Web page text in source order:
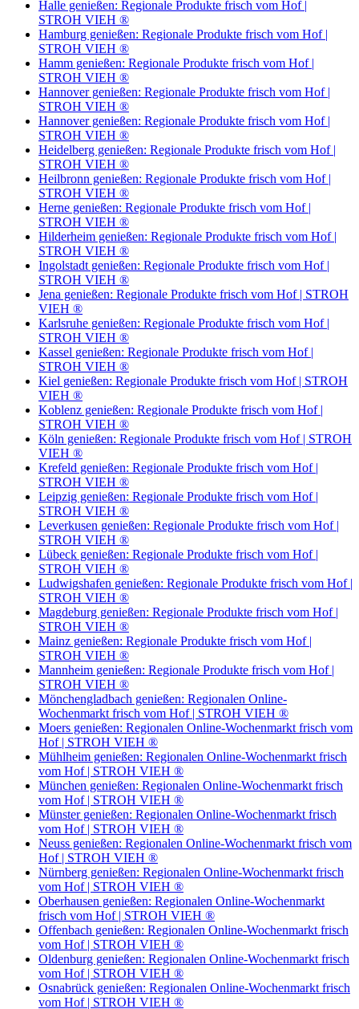
Halle genießen: Regionale Produkte frisch vom Hof |
STROH VIEH ®
Hamburg genießen: Regionale Produkte frisch vom Hof |
STROH VIEH ®
Hamm genießen: Regionale Produkte frisch vom Hof |
STROH VIEH ®
Hannover genießen: Regionale Produkte frisch vom Hof |
STROH VIEH ®
Hannover genießen: Regionale Produkte frisch vom Hof |
STROH VIEH ®
Heidelberg genießen: Regionale Produkte frisch vom Hof |
STROH VIEH ®
Heilbronn genießen: Regionale Produkte frisch vom Hof |
STROH VIEH ®
Herne genießen: Regionale Produkte frisch vom Hof |
STROH VIEH ®
Hilderheim genießen: Regionale Produkte frisch vom Hof |
STROH VIEH ®
Ingolstadt genießen: Regionale Produkte frisch vom Hof |
STROH VIEH ®
Jena genießen: Regionale Produkte frisch vom Hof | STROH
VIEH ®
Karlsruhe genießen: Regionale Produkte frisch vom Hof |
STROH VIEH ®
Kassel genießen: Regionale Produkte frisch vom Hof |
STROH VIEH ®
Kiel genießen: Regionale Produkte frisch vom Hof | STROH
VIEH ®
Koblenz genießen: Regionale Produkte frisch vom Hof |
STROH VIEH ®
Köln genießen: Regionale Produkte frisch vom Hof | STROH
VIEH ®
Krefeld genießen: Regionale Produkte frisch vom Hof |
STROH VIEH ®
Leipzig genießen: Regionale Produkte frisch vom Hof |
STROH VIEH ®
Leverkusen genießen: Regionale Produkte frisch vom Hof |
STROH VIEH ®
Lübeck genießen: Regionale Produkte frisch vom Hof |
STROH VIEH ®
Ludwigshafen genießen: Regionale Produkte frisch vom Hof |
STROH VIEH ®
Magdeburg genießen: Regionale Produkte frisch vom Hof |
STROH VIEH ®
Mainz genießen: Regionale Produkte frisch vom Hof |
STROH VIEH ®
Mannheim genießen: Regionale Produkte frisch vom Hof |
STROH VIEH ®
Mönchengladbach genießen: Regionalen Online-
Wochenmarkt frisch vom Hof | STROH VIEH ®
Moers genießen: Regionalen Online-Wochenmarkt frisch vom
Hof | STROH VIEH ®
Mühlheim genießen: Regionalen Online-Wochenmarkt frisch
vom Hof | STROH VIEH ®
München genießen: Regionalen Online-Wochenmarkt frisch
vom Hof | STROH VIEH ®
Münster genießen: Regionalen Online-Wochenmarkt frisch
vom Hof | STROH VIEH ®
Neuss genießen: Regionalen Online-Wochenmarkt frisch vom
Hof | STROH VIEH ®
Nürnberg genießen: Regionalen Online-Wochenmarkt frisch
vom Hof | STROH VIEH ®
Oberhausen genießen: Regionalen Online-Wochenmarkt
frisch vom Hof | STROH VIEH ®
Offenbach genießen: Regionalen Online-Wochenmarkt frisch
vom Hof | STROH VIEH ®
Oldenburg genießen: Regionalen Online-Wochenmarkt frisch
vom Hof | STROH VIEH ®
Osnabrück genießen: Regionalen Online-Wochenmarkt frisch
vom Hof | STROH VIEH ®